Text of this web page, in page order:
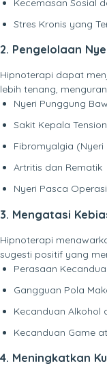
Stres Kronis yang
2. Pengelolaan
Hipnoterapi dapat
lebih tenang,
Nyeri Punggung
Sakit Kepala
Fibromyalgia
Artritis dan Rematik
Nyeri Pasca
3. Mengatasi
Hipnoterapi
sugesti positif yang
Perasaan
Gangguan Pola
Kecanduan Alkohol
Kecanduan Game
4. Meningkatkan